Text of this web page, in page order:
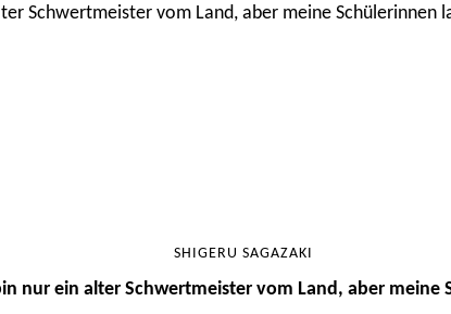
SHIGERU SAGAZAKI
nur ein alter Schwertmeister vom Land, aber meine